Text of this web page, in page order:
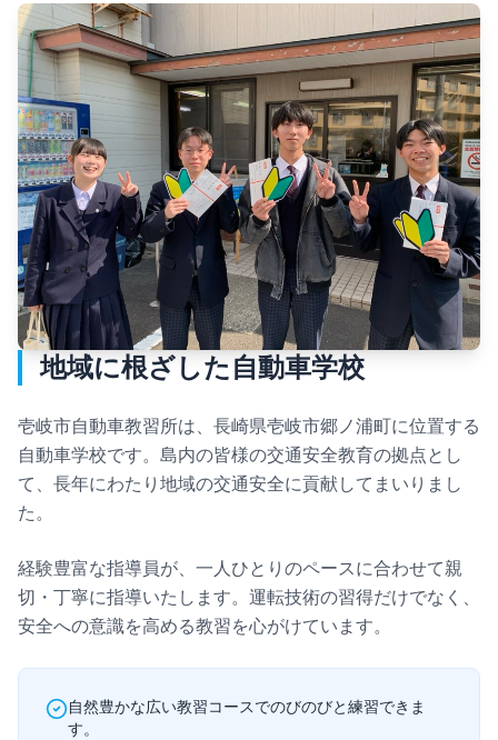
地域に根ざした自動車学校
壱岐市自動車教習所は、長崎県壱岐市郷ノ浦町に位置する
自動車学校です。島内の皆様の交通安全教育の拠点とし
て、長年にわたり地域の交通安全に貢献してまいりまし
た。
経験豊富な指導員が、一人ひとりのペースに合わせて親
切・丁寧に指導いたします。運転技術の習得だけでなく、
安全への意識を高める教習を心がけています。
自然豊かな広い教習コースでのびのびと練習できま
す。